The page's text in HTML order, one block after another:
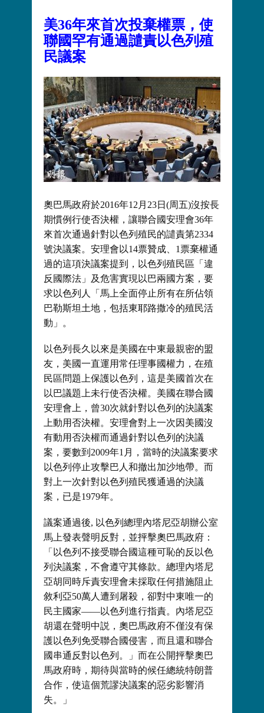
美36年來首次投棄權票，使
聯國罕有通過譴責以色列殖
民議案
奧巴馬政府於2016年12月23日(周五)沒按長
期慣例行使否決權，讓聯合國安理會36年
來首次通過針對以色列殖民的譴責第2334
號決議案。安理會以14票贊成、1票棄權通
過的這項決議案提到，以色列殖民區「違
反國際法」及危害實現以巴兩國方案，要
求以色列人「馬上全面停止所有在所佔領
巴勒斯坦土地，包括東耶路撒冷的殖民活
動」。
以色列長久以來是美國在中東最親密的盟
友，美國一直運用常任理事國權力，在殖
民區問題上保護以色列，這是美國首次在
以巴議題上未行使否決權。美國在聯合國
安理會上，曾30次就針對以色列的決議案
上動用否決權。安理會對上一次因美國沒
有動用否決權而通過針對以色列的決議
案，要數到2009年1月，當時的決議案要求
以色列停止攻擊巴人和撤出加沙地帶。而
對上一次針對以色列殖民獲通過的決議
案，已是1979年。
議案通過後, 以色列總理內塔尼亞胡辦公室
馬上發表聲明反對，並抨擊奧巴馬政府：
「以色列不接受聯合國這種可恥的反以色
列決議案，不會遵守其條款。總理內塔尼
亞胡同時斥責安理會未採取任何措施阻止
敘利亞50萬人遭到屠殺，卻對中東唯一的
民主國家——以色列進行指責。內塔尼亞
胡還在聲明中説，奧巴馬政府不僅沒有保
護以色列免受聯合國侵害，而且還和聯合
國串通反對以色列。」而在公開抨擊奧巴
馬政府時，期待與當時的候任總統特朗普
合作，使這個荒謬決議案的惡劣影響消
失。」